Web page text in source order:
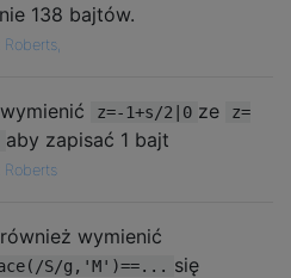
('\n\n'
(test,f (test.split
138 bajtów.
z=-1+s/2|0 ze
z=
aby zapisać 1 bajt
Roberts
wymienić
S/g,'M')==... się